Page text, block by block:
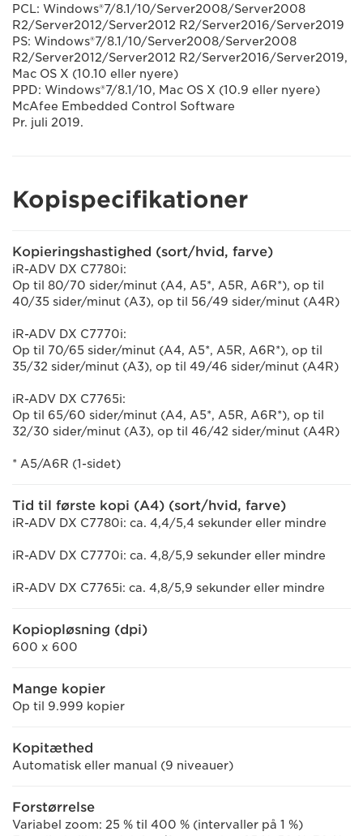
PCL: Windows®7/8.1/10/Server2008/Server2008
R2/Server2012/Server2012 R2/Server2016/Server2019
PS: Windows®7/8.1/10/Server2008/Server2008
R2/Server2012/Server2012 R2/Server2016/Server2019,
Mac OS X (10.10 eller nyere)
PPD: Windows®7/8.1/10, Mac OS X (10.9 eller nyere)
McAfee Embedded Control Software
Pr. juli 2019.
Kopispecifikationer
Kopieringshastighed (sort/hvid, farve)
iR-ADV DX C7780i:
Op til 80/70 sider/minut (A4, A5*, A5R, A6R*), op til
40/35 sider/minut (A3), op til 56/49 sider/minut (A4R)
iR-ADV DX C7770i:
Op til 70/65 sider/minut (A4, A5*, A5R, A6R*), op til
35/32 sider/minut (A3), op til 49/46 sider/minut (A4R)
iR-ADV DX C7765i:
Op til 65/60 sider/minut (A4, A5*, A5R, A6R*), op til
32/30 sider/minut (A3), op til 46/42 sider/minut (A4R)
* A5/A6R (1-sidet)
Tid til første kopi (A4) (sort/hvid, farve)
iR-ADV DX C7780i: ca. 4,4/5,4 sekunder eller mindre
iR-ADV DX C7770i: ca. 4,8/5,9 sekunder eller mindre
iR-ADV DX C7765i: ca. 4,8/5,9 sekunder eller mindre
Kopiopløsning (dpi)
600 x 600
Mange kopier
Op til 9.999 kopier
Kopitæthed
Automatisk eller manual (9 niveauer)
Forstørrelse
Variabel zoom: 25 % til 400 % (intervaller på 1 %)